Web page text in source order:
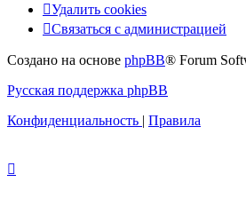
Удалить cookies
Связаться с администрацией
Создано на основе phpBB® Forum
Русская поддержка phpBB
Конфиденциальность | Правила